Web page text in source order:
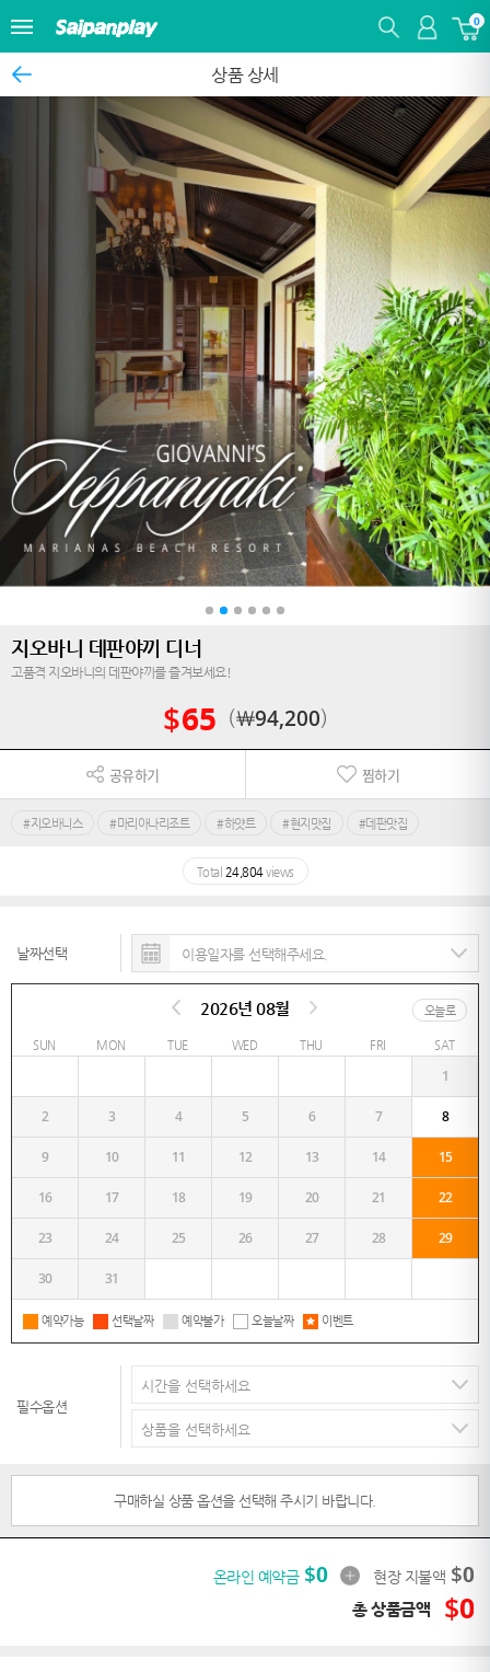
0
상품 상세
지오바니 데판야끼 디너
고품격 지오바니의 데판야끼를 즐겨보세요!
￦94,200
$65
공유하기 찜하기
#지오바니스 #마리아나리조트 #하얏트 #현지맛집 #데판맛집
Total 24,804views
날짜선택
2026년 08월 오늘로
SUN MON TUE WED THU FRI SAT
1
2 3 4 5 6 7 8
9 10 11 12 13 14 15
16 17 18 19 20 21 22
23 24 25 26 27 28 29
30 31
예약가능 선택날짜 예약불가 오늘날짜 이벤트
필수옵션
구매하실 상품 옵션을 선택해 주시기 바랍니다.
온라인 예약금 $0 현장 지불액 $0
총 상품금액 $0